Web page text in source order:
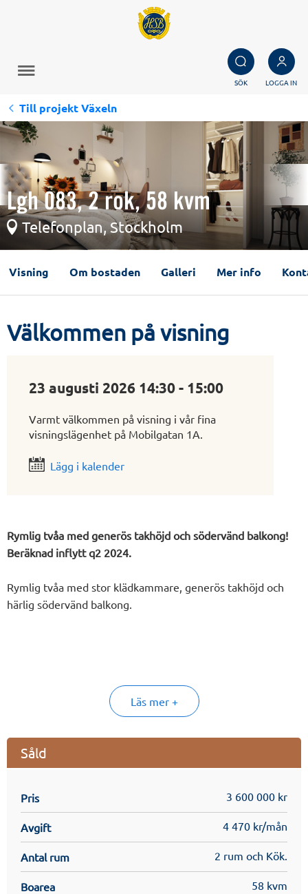
SÖK LOGGA IN
Till projekt Växeln
Lgh 083, 2 rok, 58 kvm
Telefonplan, Stockholm
Visning Om bostaden Galleri Mer info
Välkommen på visning
23 augusti 2026 14:30 - 15:00
Varmt välkommen på visning i vår fina
visningslägenhet på Mobilgatan 1A.
Lägg i kalender
Rymlig tvåa med generös takhöjd och södervänd balkong!
Beräknad inflytt q2 2024.
Rymlig tvåa med stor klädkammare, generös takhöjd och
härlig södervänd balkong.
Beräknad inflytt kvartal 2 2024.
Läs mer +
Såld
Pris 3 600 000 kr
Avgift 4 470 kr/mån
Antal rum 2 rum och Kök.
Boarea 58 kvm